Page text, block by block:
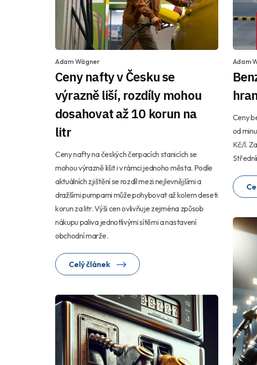
Adam Wágner
Ceny nafty v Česku se
výrazně liší, rozdíly mohou
dosahovat až 10 korun na
litr
Ceny nafty na českých čerpacích stanicích se
mohou výrazně lišit i v rámci jednoho města. Podle
aktuálních zjištění se rozdíl mezi nejlevnějšími a
dražšími pumpami může pohybovat až kolem deseti
korun za litr. Výši cen ovlivňuje zejména způsob
nákupu paliva jednotlivými sítěmi a nastavení
obchodní marže.
Celý článek
Adam
Ceny
od
Kč/l.